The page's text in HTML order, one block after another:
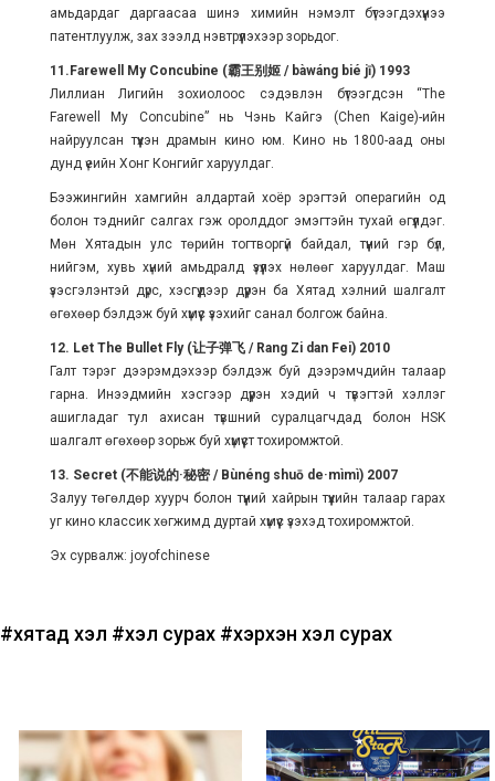
амьдардаг даргаасаа шинэ химийн нэмэлт бүтээгдэхүүнээ
патентлуулж, зах зээлд нэвтрүүлэхээр зорьдог.
11.Farewell My Concubine (霸王别姬 / bàwáng bié jī) 1993
Лиллиан Лигийн зохиолоос сэдэвлэн бүтээгдсэн “The
Farewell My Concubine” нь Чэнь Кайгэ (Chen Kaige)-ийн
найруулсан түүхэн драмын кино юм. Кино нь 1800-аад оны
дунд үеийн Хонг Конгийг харуулдаг.
Бээжингийн хамгийн алдартай хоёр эрэгтэй операгийн од
болон тэднийг салгах гэж оролддог эмэгтэйн тухай өгүүлдэг.
Мөн Хятадын улс төрийн тогтворгүй байдал, түүний гэр бүл,
нийгэм, хувь хүний амьдралд үзүүлэх нөлөөг харуулдаг. Маш
үзэсгэлэнтэй дүрс, хэсгүүдээр дүүрэн ба Хятад хэлний шалгалт
өгөхөөр бэлдэж буй хүмүүс үзэхийг санал болгож байна.
12. Let The Bullet Fly (让子弹飞 / Rang Zi dan Fei) 2010
Галт тэрэг дээрэмдэхээр бэлдэж буй дээрэмчдийн талаар
гарна. Инээдмийн хэсгээр дүүрэн хэдий ч түвэгтэй хэллэг
ашигладаг тул ахисан түвшний суралцагчдад болон HSK
шалгалт өгөхөөр зорьж буй хүмүүст тохиромжтой.
13. Secret (不能说的·秘密 / Bùnéng shuō de·mìmì) 2007
Залуу төгөлдөр хуурч болон түүний хайрын түүхийн талаар гарах
уг кино классик хөгжимд дуртай хүмүүс үзэхэд тохиромжтой.
Эх сурвалж: joyofchinese
#хятад хэл #хэл сурах #хэрхэн хэл сурах